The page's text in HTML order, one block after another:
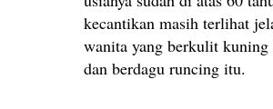
kecantikan masih terlihat
wanita yang berkulit kuning
dan berdagu runcing itu.